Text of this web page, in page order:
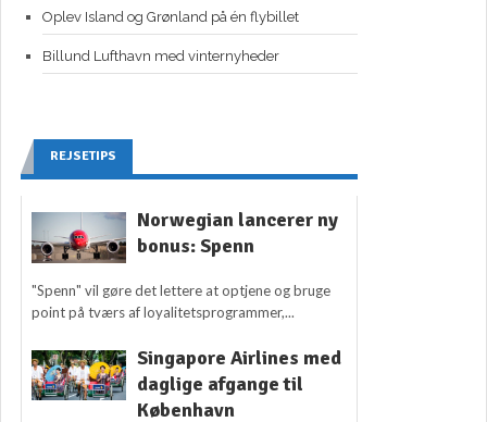
Oplev Island og Grønland på én flybillet
Billund Lufthavn med vinternyheder
REJSETIPS
Norwegian lancerer ny
bonus: Spenn
"Spenn" vil gøre det lettere at optjene og bruge
point på tværs af loyalitetsprogrammer,...
Singapore Airlines med
daglige afgange til
København